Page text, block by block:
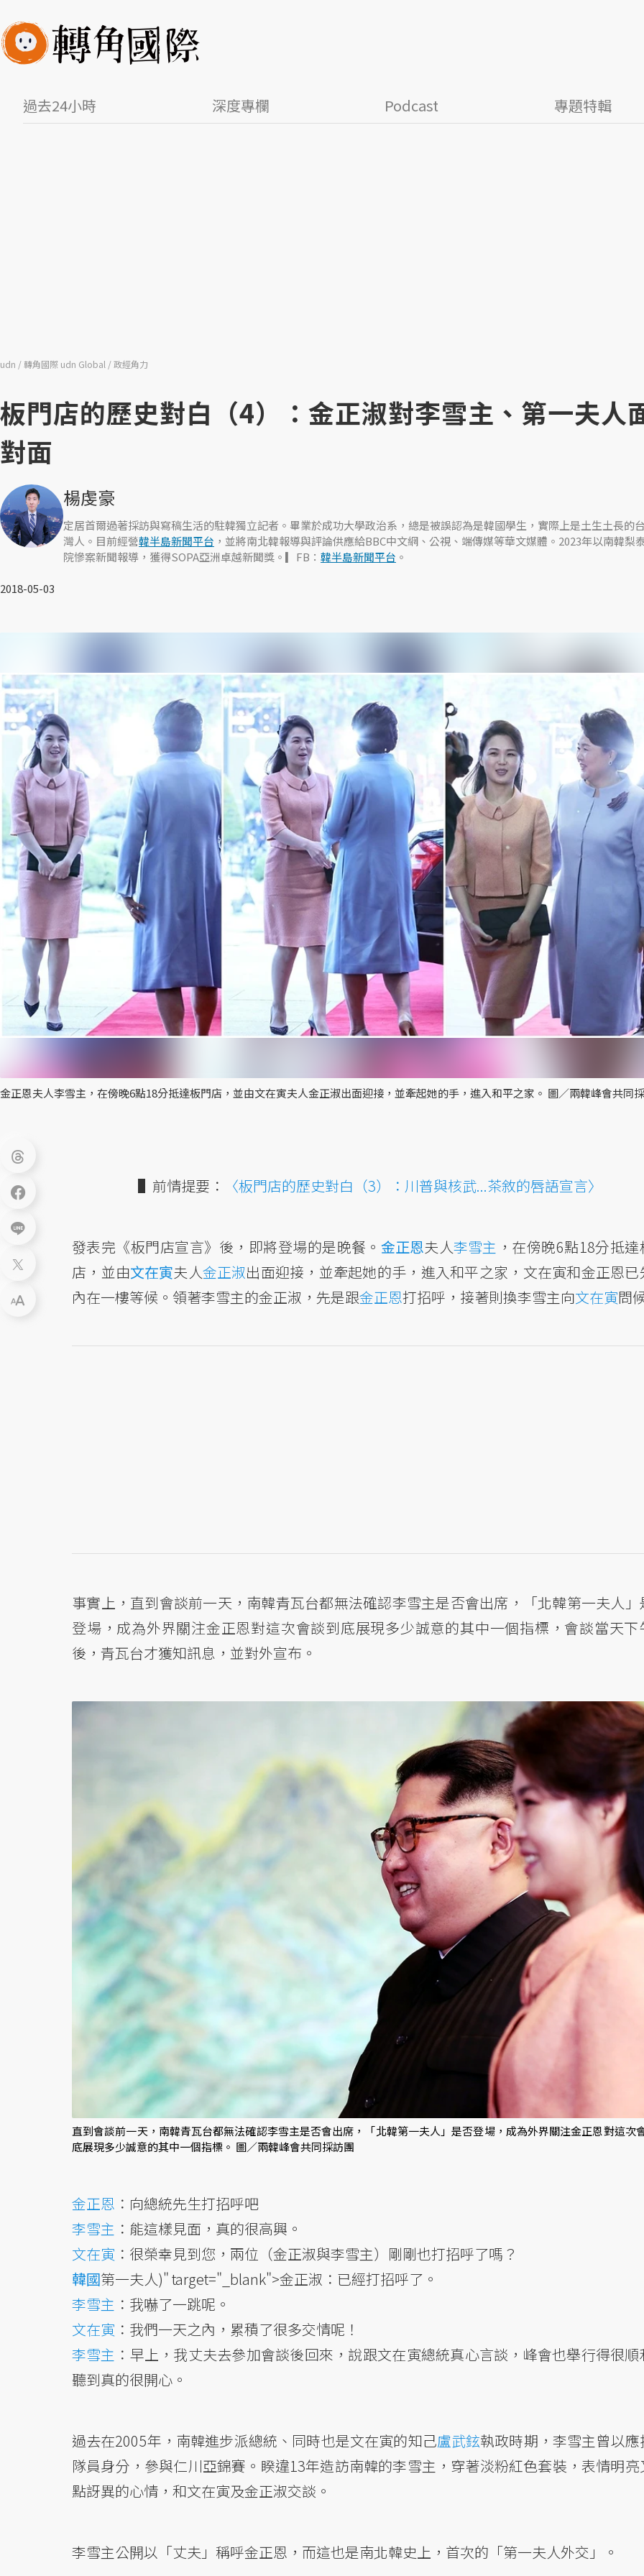
過去24小時 深度專欄 Podcast 專題特輯
udn 轉角國際 udn Global 政經角力
板門店的歷史對白（4）：金正淑對李雪主、第一夫人
對面
楊虔豪
定居首爾過著採訪與寫稿生活的駐韓獨立記者。畢業於成功大學政治系，總是被誤認為是韓國學生，實際上是土生土長的
灣人。目前經營韓半島新聞平台 ，並將南北韓報導與評論供應給BBC中文網、公視、端傳媒等華文媒體。2023年以南韓梨
院慘案新聞報導，獲得SOPA亞洲卓越新聞獎。▎FB： 韓半島新聞平台 。
2018-05-03
金正恩夫人李雪主，在傍晚6點18分抵達板門店，並由文在寅夫人金正淑出面迎接，並牽起她的手，進入和平之家。 圖／兩韓峰會共同
▌前情提要： 〈板門店的歷史對白（3）：川普與核武...茶敘的唇語宣言〉
發表完《板門店宣言》後，即將登場的是晚餐。 金正恩夫人李雪主 ，在傍晚6點18分抵
店，並由文在寅夫人金正淑出面迎接，並牽起她的手，進入和平之家，文在寅和金正恩已
內在一樓等候。領著李雪主的金正淑，先是跟金正恩打招呼，接著則換李雪主向文在寅問
事實上，直到會談前一天，南韓青瓦台都無法確認李雪主是否會出席，「北韓第一夫人」
登場，成為外界關注金正恩對這次會談到底展現多少誠意的其中一個指標，會談當天下
後，青瓦台才獲知訊息，並對外宣布。
直到會談前一天，南韓青瓦台都無法確認李雪主是否會出席，「北韓第一夫人」是否登場，成為外界關注金正恩對這次
底展現多少誠意的其中一個指標。 圖／兩韓峰會共同採訪團
金正恩 ：向總統先生打招呼吧
李雪主 ：能這樣見面，真的很高興。
文在寅 ：很榮幸見到您，兩位（金正淑與李雪主）剛剛也打招呼了嗎？
韓國第一夫人)" target="_blank">金正淑：已經打招呼了。
李雪主 ：我嚇了一跳呢。
文在寅 ：我們一天之內，累積了很多交情呢！
李雪主 ：早上，我丈夫去參加會談後回來，說跟文在寅總統真心言談，峰會也舉行得很順
聽到真的很開心。
過去在2005年，南韓進步派總統、同時也是文在寅的知己盧武鉉執政時期，李雪主曾以應
隊員身分，參與仁川亞錦賽。睽違13年造訪南韓的李雪主，穿著淡粉紅色套裝，表情明亮
點訝異的心情，和文在寅及金正淑交談。
李雪主公開以「丈夫」稱呼金正恩，而這也是南北韓史上，首次的「第一夫人外交」。